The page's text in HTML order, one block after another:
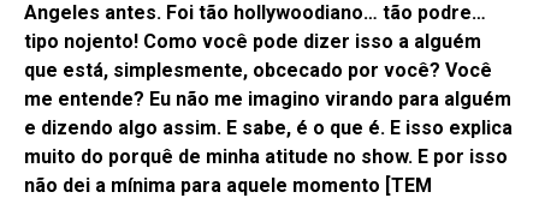
Angeles antes. Foi tão hollywoodiano… tão podre…
tipo nojento! Como você pode dizer isso a alguém
que está, simplesmente, obcecado por você? Você
me entende? Eu não me imagino virando para alguém
e dizendo algo assim. E sabe, é o que é. E isso explica
muito do porquê de minha atitude no show. E por isso
não dei a mínima para aquele momento [TEM